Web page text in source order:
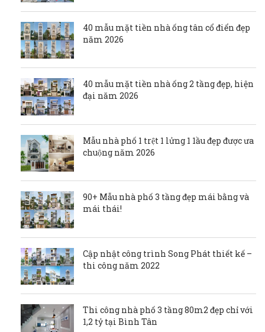
40 mẫu mặt tiền nhà ống tân cổ điển đẹp
năm 2026
40 mẫu mặt tiền nhà ống 2 tầng đẹp, hiện
đại năm 2026
Mẫu nhà phố 1 trệt 1 lửng 1 1ầu đẹp được ưa
chuộng năm 2026
90+ Mẫu nhà phố 3 tầng đẹp mái bằng và
mái thái!
Cập nhật công trình Song Phát thiết kế –
thi công năm 2022
Thi công nhà phố 3 tầng 80m2 đẹp chỉ với
1,2 tỷ tại Bình Tân